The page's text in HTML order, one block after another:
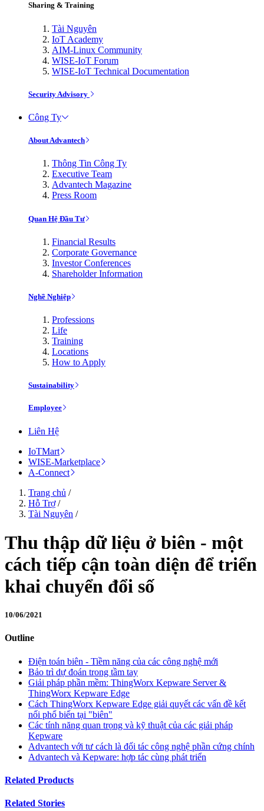
Sharing & Training
Tài Nguyên
IoT Academy
AIM-Linux Community
WISE-IoT Forum
WISE-IoT Technical Documentation
Security Advisory
Công Ty
About Advantech
Thông Tin Công Ty
Executive Team
Advantech Magazine
Press Room
Quan Hệ Đầu Tư
Financial Results
Corporate Governance
Investor Conferences
Shareholder Information
Nghề Nghiệp
Professions
Life
Training
Locations
How to Apply
Sustainability
Employee
Liên Hệ
IoTMart
WISE-Marketplace
A-Connect
Trang chủ /
Hỗ Trợ/
Tài Nguyên /
Thu thập dữ liệu ở biên - một
cách tiếp cận toàn diện để triển
khai chuyển đổi số
10/06/2021
Outline
Điện toán biên - Tiềm năng của các công nghệ mới
Bảo trì dự đoán trong tầm tay
Giải pháp phần mềm: ThingWorx Kepware Server &
ThingWorx Kepware Edge
Cách ThingWorx Kepware Edge giải quyết các vấn đề kết
nối phổ biến tại "biên"
Các tính năng quan trọng và kỹ thuật của các giải pháp
Kepware
Advantech với tư cách là đối tác công nghệ phần cứng chính
Advantech và Kepware: hợp tác cùng phát triển
Related Products
Related Stories